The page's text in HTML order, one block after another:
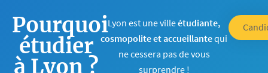
Pourquoi
étudier
à Lyon ?
Lyon est une villeétudiante,
cosmopolite et accueillantequi
ne cessera pas de vous
surprendre !